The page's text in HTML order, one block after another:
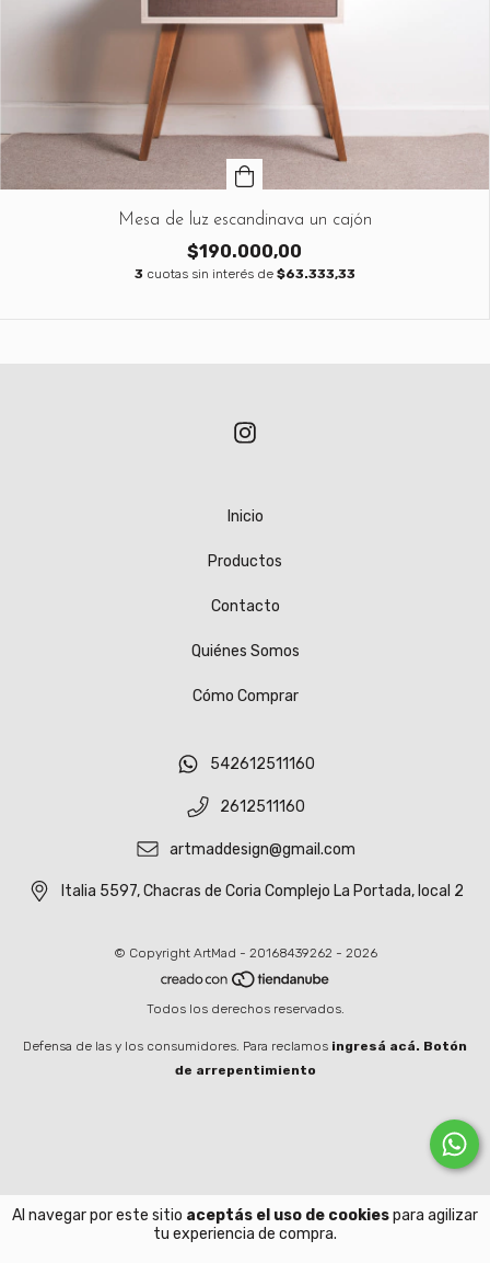
Al navegar por este sitio aceptás el uso de cookiespara agilizar
tu experiencia de compra.
Mesa de luz escandinava un cajón
$190.000,00
3 cuotas sin interés de $63.333,33
Inicio
Productos
Contacto
Quiénes Somos
Cómo Comprar
542612511160
2612511160
artmaddesign@gmail.com
Italia 5597, Chacras de Coria Complejo La Portada, local 2
© Copyright ArtMad - 20168439262 - 2026
Todos los derechos reservados.
Defensa de las y los consumidores. Para reclamos ingresá acá. Botón
de arrepentimiento